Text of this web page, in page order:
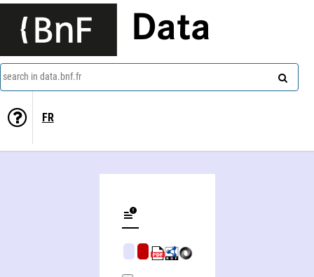
Data
search in data.bnf.fr
FR